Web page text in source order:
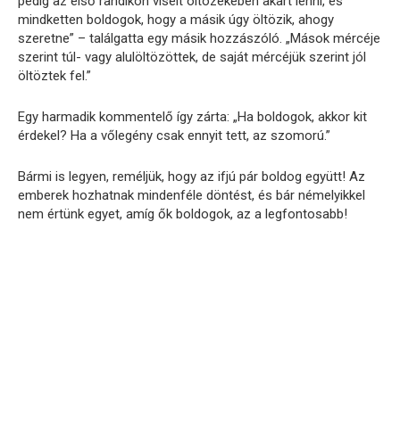
mindketten boldogok, hogy a másik úgy öltözik, ahogy
szeretne” – találgatta egy másik hozzászóló. „Mások mércéje
szerint túl- vagy alulöltözöttek, de saját mércéjük szerint jól
öltöztek fel.”
Egy harmadik kommentelő így zárta: „Ha boldogok, akkor kit
érdekel? Ha a vőlegény csak ennyit tett, az szomorú.”
Bármi is legyen, reméljük, hogy az ifjú pár boldog együtt! Az
emberek hozhatnak mindenféle döntést, és bár némelyikkel
nem értünk egyet, amíg ők boldogok, az a legfontosabb!